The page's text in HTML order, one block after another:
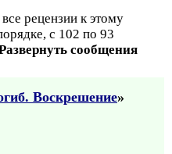
рецензии к этому
с 102 по 93
сообщения
Воскрешение»